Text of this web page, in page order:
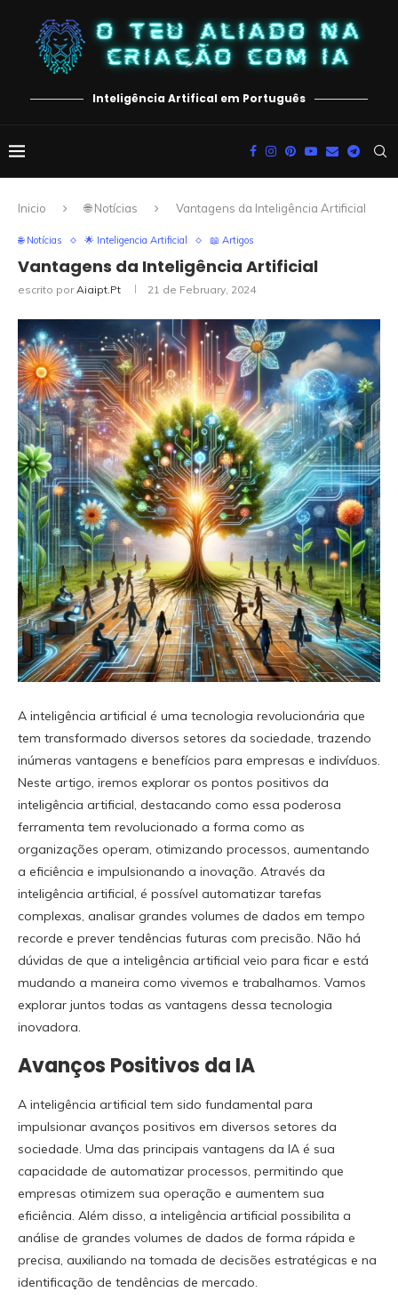
Inteligência Artifical em Português
Inicio 🌐 Notícias Vantagens da Inteligência Artificial
🌐 Notícias 🌟 Inteligencia Artificial 📖 Artigos
Vantagens da Inteligência Artificial
escrito porAiaipt.pt 21 de February, 2024
A inteligência artificial é uma tecnologia revolucionária que
tem transformado diversos setores da sociedade, trazendo
inúmeras vantagens e benefícios para empresas e indivíduos.
Neste artigo, iremos explorar os pontos positivos da
inteligência artificial, destacando como essa poderosa
ferramenta tem revolucionado a forma como as
organizações operam, otimizando processos, aumentando
a eficiência e impulsionando a inovação. Através da
inteligência artificial, é possível automatizar tarefas
complexas, analisar grandes volumes de dados em tempo
recorde e prever tendências futuras com precisão. Não há
dúvidas de que a inteligência artificial veio para ficar e está
mudando a maneira como vivemos e trabalhamos. Vamos
explorar juntos todas as vantagens dessa tecnologia
inovadora.
Avanços Positivos da IA
A inteligência artificial tem sido fundamental para
impulsionar avanços positivos em diversos setores da
sociedade. Uma das principais vantagens da IA é sua
capacidade de automatizar processos, permitindo que
empresas otimizem sua operação e aumentem sua
eficiência. Além disso, a inteligência artificial possibilita a
análise de grandes volumes de dados de forma rápida e
precisa, auxiliando na tomada de decisões estratégicas e na
identificação de tendências de mercado.